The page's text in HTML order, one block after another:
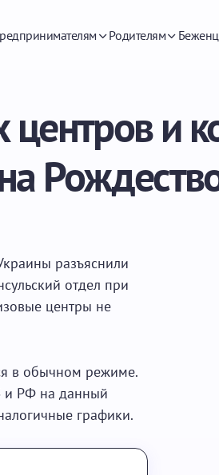
Родителям
и
разъяснили
отдел при
центры не
в обычном режиме.
и РФ на данный
графики.